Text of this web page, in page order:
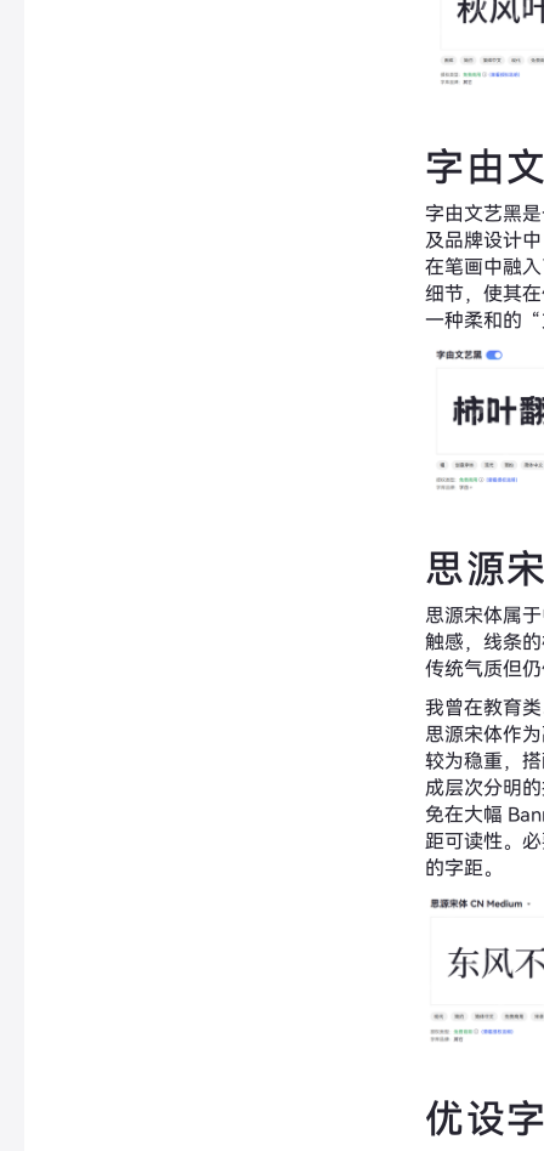
字由
字由文艺黑
及品牌设计
在笔画中融
细节，使其
一种柔和的
思源
思源宋体属
触感，线条
传统气质但
我曾在教育
思源宋体作
较为稳重，
成层次分明
免在大幅
距可读性。
的字距。
优设